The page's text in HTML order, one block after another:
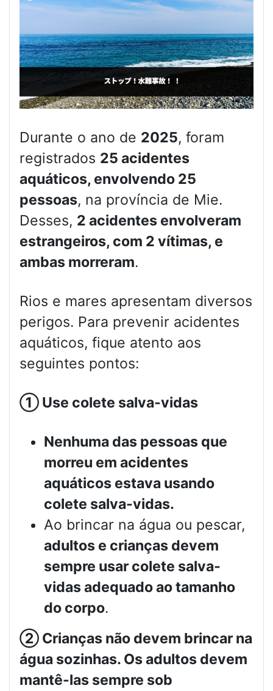
Durante o ano de 2025, foram
registrados 25 acidentes
aquáticos, envolvendo 25
pessoas, na província de Mie.
Desses, 2 acidentes envolveram
estrangeiros, com 2 vítimas, e
ambas morreram.
Rios e mares apresentam diversos
perigos. Para prevenir acidentes
aquáticos, fique atento aos
seguintes pontos:
① Use colete salva-vidas
Nenhuma das pessoas que
morreu em acidentes
aquáticos estava usando
colete salva-vidas.
Ao brincar na água ou pescar,
adultos e crianças devem
sempre usar colete salva-
vidas adequado ao tamanho
do corpo.
② Crianças não devem brincar na
água sozinhas. Os adultos devem
mantê-las sempre sob